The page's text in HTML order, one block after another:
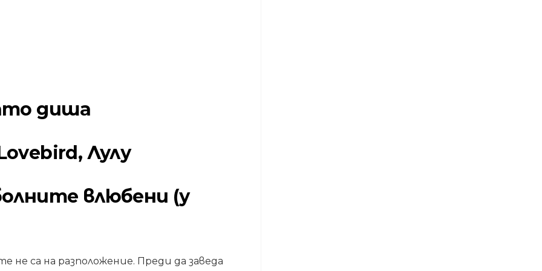
диша
Лулу
влюбени (у
са на разположение. Преди да заведа